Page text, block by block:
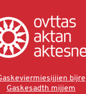
bïjre
Gaskesadth mijjem